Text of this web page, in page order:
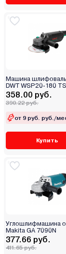
Машина
DWT WSP20-180
358.00 руб.
390.22 руб.
от 9 руб. руб./
Купить
Углошлифмашина
Makita GA 7090N
377.66 руб.
411.65 руб.